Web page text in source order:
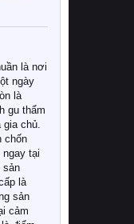
là nơi
ngày
là
gu thẩm
gia chủ.
chốn
tại
sản
là
sản
cảm